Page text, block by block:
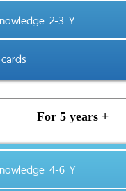
2-3 Y
For 5 years +
4-6 Y